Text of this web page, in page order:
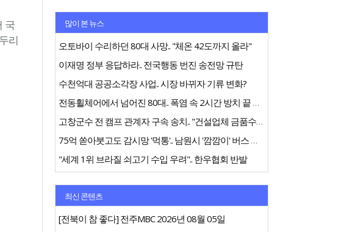
국
리
많이 본 뉴스
오토바이 수리하던 80대 사망.. "체온 42도까지 올라"
이재명 정부 응답하라.. 전국행동 번진 송전망 규탄
수천억대 공공소각장 사업.. 시장 바뀌자 기류 변화?
전동휠체어에서 넘어진 80대.. 폭염 속 2시간 방치 끝 숨져
고창군수 전 캠프 관계자 구속 송치.. "건설업체 금품수수 의혹"
75억 쏟아붓고도 감시망 '먹통'.. 남원시 '깜깜이' 버스 행정
"세계 1위 브라질 쇠고기 수입 우려".. 한우협회 반발
최신 콘텐츠
[전북이 참 좋다] 전주MBC 2026년 08월 05일